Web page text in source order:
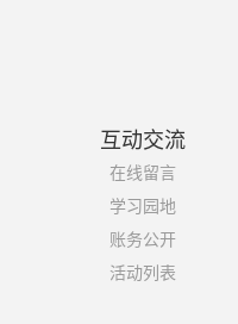
互动交流
在线留言
学习园地
账务公开
活动列表